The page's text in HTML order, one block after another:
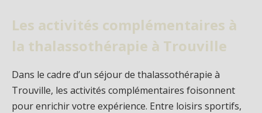
Les activités complémentaires à
la thalassothérapie à Trouville
Dans le cadre d’un séjour de thalassothérapie à
Trouville, les activités complémentaires foisonnent
pour enrichir votre expérience. Entre loisirs sportifs,